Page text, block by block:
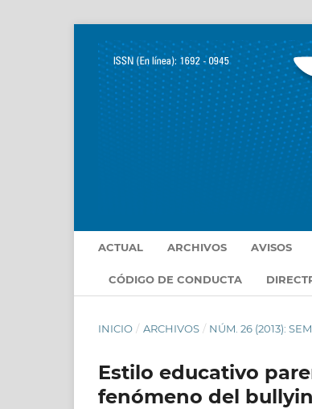
ACTUAL ARCHIVOS AVISOS
CÓDIGO DE CONDUCTA
INICIO / ARCHIVOS / NÚM. 26 (2013):
Estilo educativo
fenómeno del